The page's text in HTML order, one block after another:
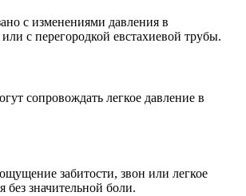
с изменениями давления в
с перегородкой евстахиевой трубы.
сопровождать легкое давление в
забитости, звон или легкое
значительной боли.